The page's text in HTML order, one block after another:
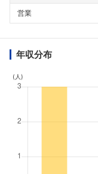
営業
年収分布
(人)